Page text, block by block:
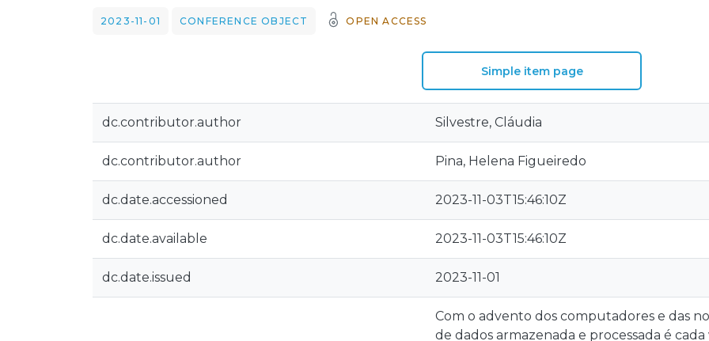
2023-11-01 CONFERENCE OBJECT OPEN ACCESS
Simple item page
dc.contributor.author Silvestre, Cláudia
dc.contributor.author Pina, Helena Figueiredo
dc.date.accessioned 2023-11-03T15:46:10Z
dc.date.available 2023-11-03T15:46:10Z
dc.date.issued 2023-11-01
Com o advento dos computadores e das
de dados armazenada e processada é cada